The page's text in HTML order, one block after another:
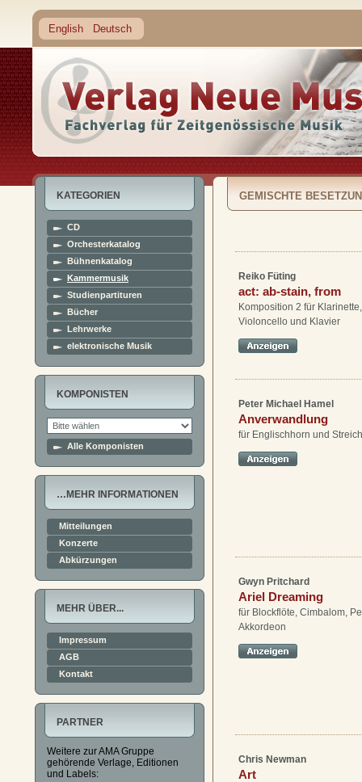
English Deutsch
KATEGORIEN
CD
Orchesterkatalog
Bühnenkatalog
Kammermusik
Studienpartituren
Bücher
Lehrwerke
elektronische Musik
KOMPONISTEN
Alle Komponisten
…MEHR INFORMATIONEN
Mitteilungen
Konzerte
Abkürzungen
MEHR ÜBER...
Impressum
AGB
Kontakt
PARTNER
Weitere zur AMA Gruppe
gehörende Verlage, Editionen
und Labels:
GEMISCHTE
Reiko Füting
act: ab-stain, from
Komposition 2 für
Violoncello und Klavier
Peter Michael Hamel
Anverwandlung
für Englischhorn und
Gwyn Pritchard
Ariel Dreaming
für Blockflöte, Cimbalom,
Akkordeon
Chris Newman
Art